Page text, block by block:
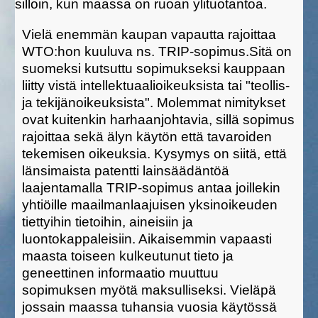
silloin, kun maassa on ruoan ylituotantoa.
Vielä enemmän kaupan vapautta rajoittaa
WTO:hon kuuluva ns. TRIP-sopimus.Sitä on
suomeksi kutsuttu sopimukseksi kauppaan
liitty vistä intellektuaalioikeuksista tai "teollis-
ja tekijänoikeuksista". Molemmat nimitykset
ovat kuitenkin harhaanjohtavia, sillä sopimus
rajoittaa sekä älyn käytön että tavaroiden
tekemisen oikeuksia. Kysymys on siitä, että
länsimaista patentti lainsäädäntöä
laajentamalla TRIP-sopimus antaa joillekin
yhtiöille maailmanlaajuisen yksinoikeuden
tiettyihin tietoihin, aineisiin ja
luontokappaleisiin. Aikaisemmin vapaasti
maasta toiseen kulkeutunut tieto ja
geneettinen informaatio muuttuu
sopimuksen myötä maksulliseksi. Vieläpä
jossain maassa tuhansia vuosia käytössä